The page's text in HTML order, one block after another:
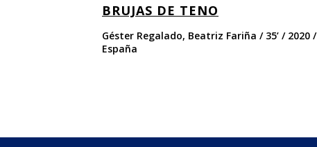
BRUJAS DE TENO
Géster Regalado, Beatriz Fariña / 35’ / 2020 /
España